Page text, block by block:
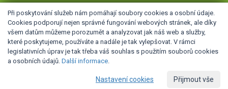
© 2026 iFORO Group, s.r.o.,
Při poskytování služeb nám pomáhají soubory cookies a osobní údaje.
Cookies podporují nejen správné fungování webových stránek, ale díky
všem datům můžeme porozumět a analyzovat jak náš web a služby,
které poskytujeme, používáte a nadále je tak vylepšovat. V rámci
legislativních úprav je tak třeba váš souhlas s použitím souborů cookies
a osobních údajů. Další informace.
Nastavení cookies Přijmout vše